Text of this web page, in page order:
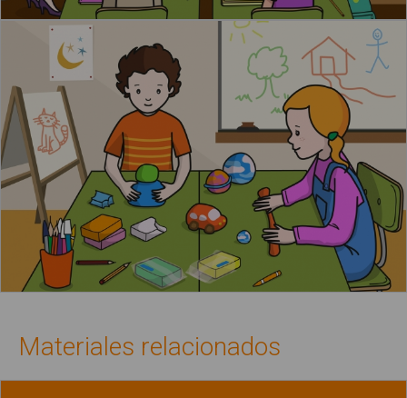
Materiales relacionados